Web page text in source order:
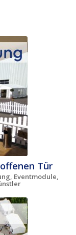
Tür
Eventmodule,